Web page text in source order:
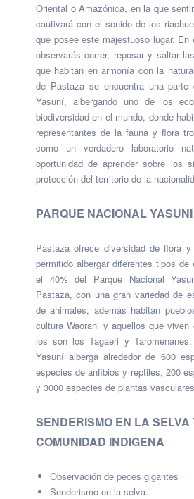
Oriental o Amazónica, en la que
cautivará con el sonido de los
que posee este majestuoso lugar. En
observarás correr, reposar y saltar
que habitan en armonía con la
de Pastaza se encuentra una parte
Yasuní, albergando uno de los
biodiversidad en el mundo, donde
representantes de la fauna y flora
como un verdadero laboratorio
oportunidad de aprender sobre los
protección del territorio de la
PARQUE NACIONAL YASUNI
Pastaza ofrece diversidad de flora
permitido albergar diferentes tipos
el 40% del Parque Nacional
Pastaza, con una gran variedad de
de animales, además habitan
cultura Waorani y aquellos que
los son los Tagaeri y
Yasuní alberga alrededor de 600
especies de anfibios y reptiles, 200
y 3000 especies de plantas
SENDERISMO EN LA SELVA
COMUNIDAD INDIGENA
Observación de peces gigantes
Senderismo en la selva.